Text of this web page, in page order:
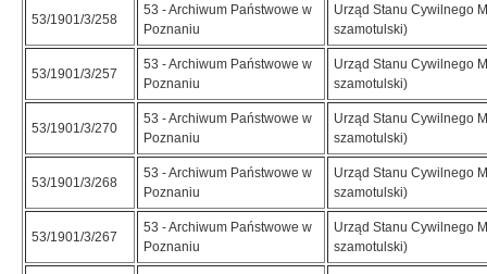
53/1901/3/258
53 - Archiwum Państwowe w
Poznaniu
Urząd Stanu Cywilnego
szamotulski)
53/1901/3/257
53 - Archiwum Państwowe w
Poznaniu
Urząd Stanu Cywilnego
szamotulski)
53/1901/3/270
53 - Archiwum Państwowe w
Poznaniu
Urząd Stanu Cywilnego
szamotulski)
53/1901/3/268
53 - Archiwum Państwowe w
Poznaniu
Urząd Stanu Cywilnego
szamotulski)
53/1901/3/267
53 - Archiwum Państwowe w
Poznaniu
Urząd Stanu Cywilnego
szamotulski)